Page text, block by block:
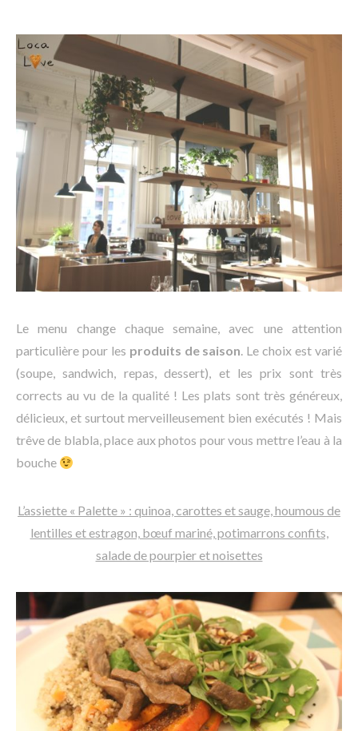
Le menu change chaque semaine, avec une attention
particulière pour les produits de saison. Le choix est varié
(soupe, sandwich, repas, dessert), et les prix sont très
corrects au vu de la qualité ! Les plats sont très généreux,
délicieux, et surtout merveilleusement bien exécutés ! Mais
trêve de blabla, place aux photos pour vous mettre l’eau à la
bouche
L’assiette « Palette » : quinoa, carottes et sauge, houmous de
lentilles et estragon, bœuf mariné, potimarrons confits,
salade de pourpier et noisettes